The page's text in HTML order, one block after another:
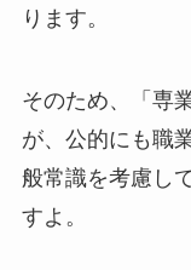
ります。
そのため、「専
が、公的にも職
般常識を考慮し
すよ。